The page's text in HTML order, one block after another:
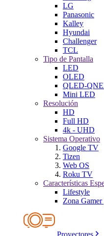
LG
Panasonic
Kalley
Hyundai
Challenger
TCL
Tipo de Pantalla
LED
OLED
QLED-
Mini LED
Resolución
HD
Full HD
4k - UHD
Sistema Operativo
Google TV
Tizen
Web OS
Roku TV
Características
Lifestyle
Zona
Proyectores